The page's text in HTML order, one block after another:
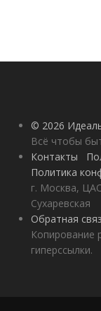
© 2026
Всё чтобы
Контакты
Политика
г. Москва,
Сухаревская
Обратная
Копирование
гиперссылки.